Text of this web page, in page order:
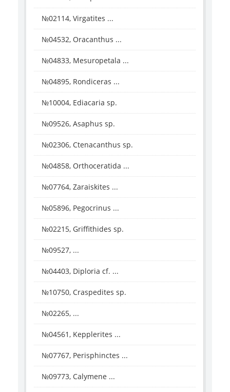
№02114, Virgatites ...
№04532, Oracanthus ...
№04833, Mesuropetala ...
№04895, Rondiceras ...
№10004, Ediacaria sp.
№09526, Asaphus sp.
№02306, Ctenacanthus sp.
№04858, Orthoceratida ...
№07764, Zaraiskites ...
№05896, Pegocrinus ...
№02215, Griffithides sp.
№09527, ...
№04403, Diploria cf. ...
№10750, Craspedites sp.
№02265, ...
№04561, Kepplerites ...
№07767, Perisphinctes ...
№09773, Calymene ...